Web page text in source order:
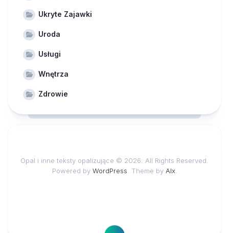
Ukryte Zajawki
Uroda
Usługi
Wnętrza
Zdrowie
Opal i inne teksty opalizujące © 2026. All Rights Reserved.
Powered by WordPress . Theme by Alx